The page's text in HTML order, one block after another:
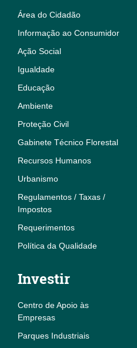
Área do Cidadão
Informação ao Consumidor
Ação Social
Igualdade
Educação
Ambiente
Proteção Civil
Gabinete Técnico Florestal
Recursos Humanos
Urbanismo
Regulamentos / Taxas /
Impostos
Requerimentos
Política da Qualidade
Investir
Centro de Apoio às
Empresas
Parques Industriais